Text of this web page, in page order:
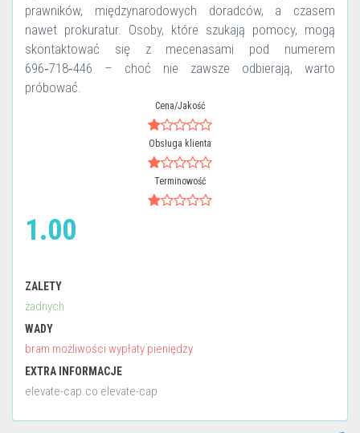
prawników, międzynarodowych doradców, a czasem
nawet prokuratur. Osoby, które szukają pomocy, mogą
skontaktować się z mecenasami pod numerem
696‑718‑446 – choć nie zawsze odbierają, warto
próbować.
Cena/Jakość
Obsługa klienta
Terminowość
1.00
ZALETY
żadnych
WADY
bram możliwości wypłaty pieniędzy
EXTRA INFORMACJE
elevate-cap.co elevate-cap